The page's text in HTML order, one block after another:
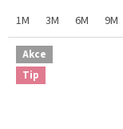
kapucí, teplou plyšovou
podšívkou a...
1M 3M 6M 9M
Akce
Tip